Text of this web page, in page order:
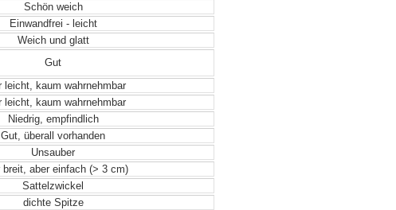
Schön weich
Einwandfrei - leicht
Weich und glatt
Gut
leicht, kaum wahrnehmbar
leicht, kaum wahrnehmbar
Niedrig, empfindlich
Gut, überall vorhanden
Unsauber
breit, aber einfach (> 3 cm)
Sattelzwickel
dichte Spitze